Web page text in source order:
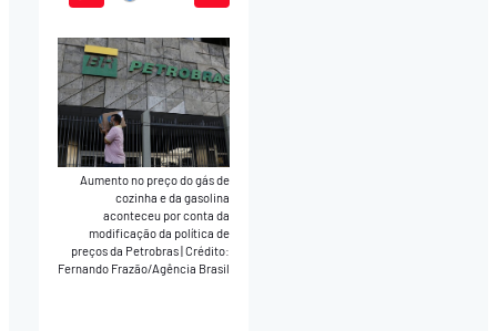
Play Mute
Aumento no preço do gás de
cozinha e da gasolina
aconteceu por conta da
modificação da política de
preços da Petrobras|Crédito:
Fernando Frazão/Agência Brasil